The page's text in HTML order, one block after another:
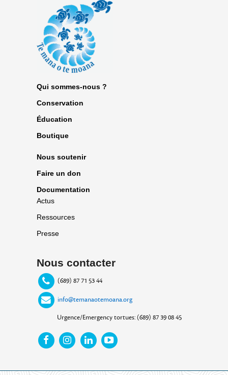
Qui sommes-nous ?
Conservation
Éducation
Boutique
Nous soutenir
Faire un don
Documentation
Actus
Ressources
Presse
Nous contacter
(689) 87 71 53 44
info@temanaotemoana.org
Urgence/Emergency tortues: (689) 87 39 08 45